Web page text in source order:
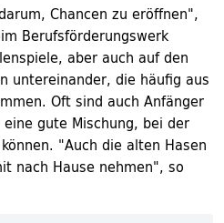
Chancen zu eröffnen",
Berufsförderungswerk
aber auch auf den
untereinander, die häufig aus
Oft sind auch Anfänger
gute Mischung, bei der
"Auch die alten Hasen
nach Hause nehmen", so